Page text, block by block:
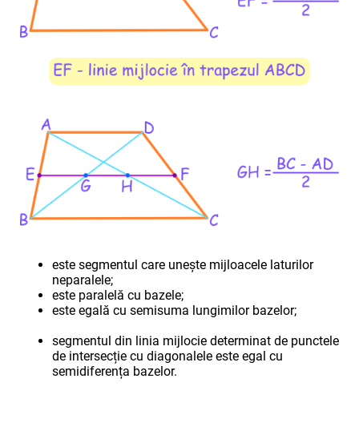
este segmentul care unește mijloacele laturilor
neparalele;
este paralelă cu bazele;
este egală cu semisuma lungimilor bazelor;
segmentul din linia mijlocie determinat de punctele
de intersecție cu diagonalele este egal cu
semidiferența bazelor.